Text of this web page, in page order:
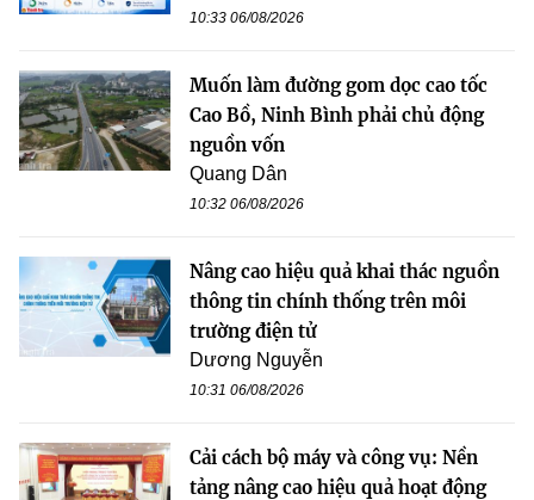
10:33 06/08/2026
Muốn làm đường gom dọc cao tốc
Cao Bồ, Ninh Bình phải chủ động
nguồn vốn
Quang Dân
10:32 06/08/2026
Nâng cao hiệu quả khai thác nguồn
thông tin chính thống trên môi
trường điện tử
Dương Nguyễn
10:31 06/08/2026
Cải cách bộ máy và công vụ: Nền
tảng nâng cao hiệu quả hoạt động